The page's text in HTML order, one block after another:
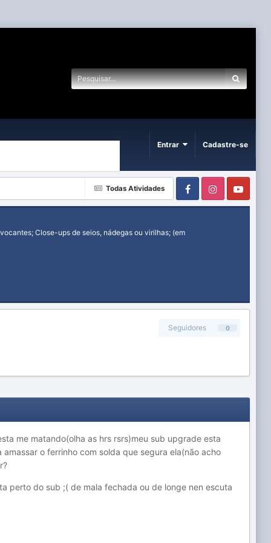
Entrar Cadastre-se
Todas Atividades FacebookInstagram
Close-ups de seios, nádegas ou virilhas; (em
Seguidores 0
me matando(olha as hrs rsrs)meu sub upgrade esta
o ferrinho com solda que segura ela(não acho
perto do sub ;( de mala fechada ou de longe nen escuta